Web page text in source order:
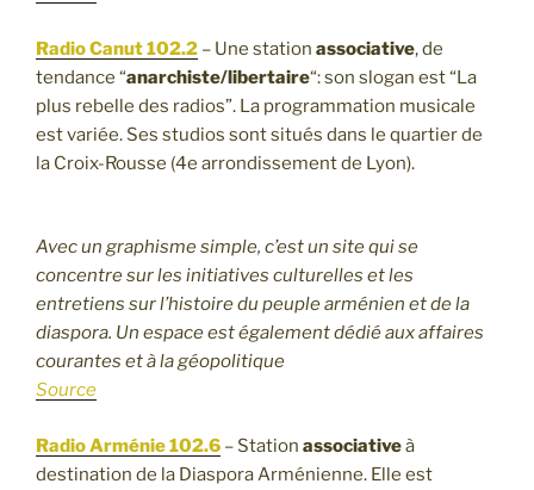
Radio Canut 102.2 – Une station associative, de
tendance “anarchiste/libertaire“: son slogan est “La
plus rebelle des radios”. La programmation musicale
est variée. Ses studios sont situés dans le quartier de
la Croix-Rousse (4e arrondissement de Lyon).
Avec un graphisme simple, c’est un site qui se
concentre sur les initiatives culturelles et les
entretiens sur l’histoire du peuple arménien et de la
diaspora. Un espace est également dédié aux affaires
courantes et à la géopolitique
Source
Radio Arménie 102.6 – Station associativeà
destination de la Diaspora Arménienne. Elle est